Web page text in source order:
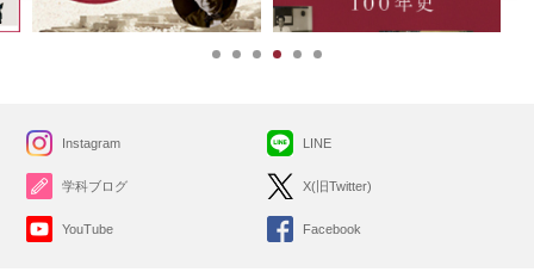
Instagram
学科ブログ
YouTube
LINE
X(旧Twitter)
Facebook